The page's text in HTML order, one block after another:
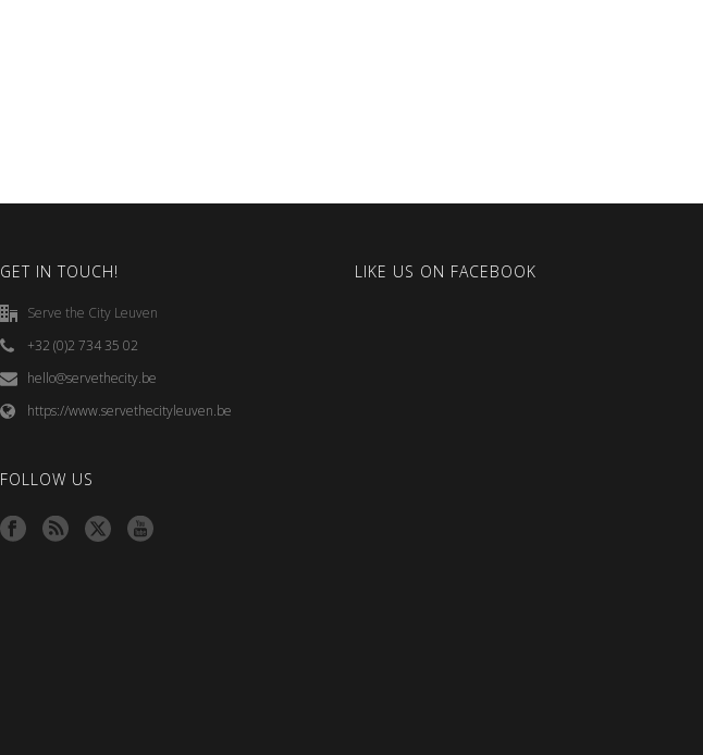
GET IN TOUCH!
Serve the City Leuven
+32 (0)2 734 35 02
hello@servethecity.be
https://www.servethecityleuven.be
FOLLOW US
LIKE US ON FACEBOOK